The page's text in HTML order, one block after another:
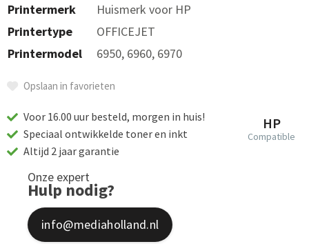
Printermerk
Huismerk voor HP
Printertype
OFFICEJET
Printermodel
6950, 6960, 6970
Opslaan in favorieten
HP
Compatible
Voor 16.00 uur besteld, morgen in huis!
Speciaal ontwikkelde toner en inkt
Altijd 2 jaar garantie
Onze expert
Hulp nodig?
info@mediaholland.nl